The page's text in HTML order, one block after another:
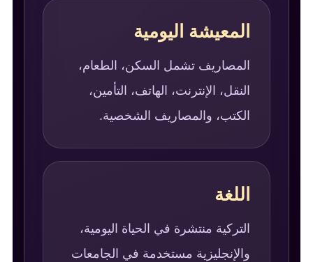
المعيشة اليومية
المصاريف تشمل السكن، الطعام،
النقل، الإنترنت، الهاتف، التأمين،
الكتب، والمصاريف الشخصية.
اللغة
التركية منتشرة في الحياة اليومية،
والإنجليزية مستخدمة في الجامعات